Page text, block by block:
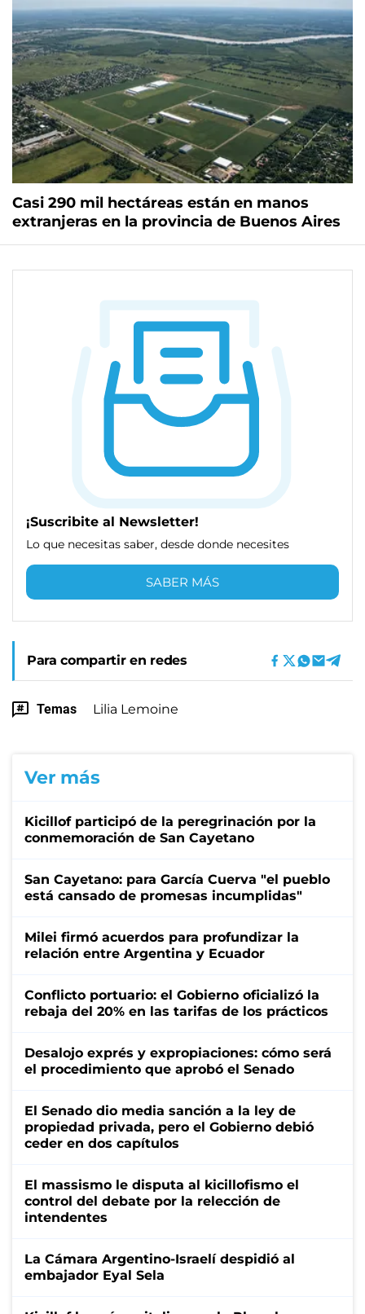
Casi 290 mil hectáreas están en manos
extranjeras en la provincia de Buenos Aires
¡Suscribite al Newsletter!
Lo que necesitas saber, desde donde necesites
SABER MÁS
Para compartir en redes
Temas Lilia Lemoine
Ver más
Kicillof participó de la peregrinación por la
conmemoración de San Cayetano
San Cayetano: para García Cuerva "el pueblo
está cansado de promesas incumplidas"
Milei firmó acuerdos para profundizar la
relación entre Argentina y Ecuador
Conflicto portuario: el Gobierno oficializó la
rebaja del 20% en las tarifas de los prácticos
Desalojo exprés y expropiaciones: cómo será
el procedimiento que aprobó el Senado
El Senado dio media sanción a la ley de
propiedad privada, pero el Gobierno debió
ceder en dos capítulos
El massismo le disputa al kicillofismo el
control del debate por la relección de
intendentes
La Cámara Argentino-Israelí despidió al
embajador Eyal Sela